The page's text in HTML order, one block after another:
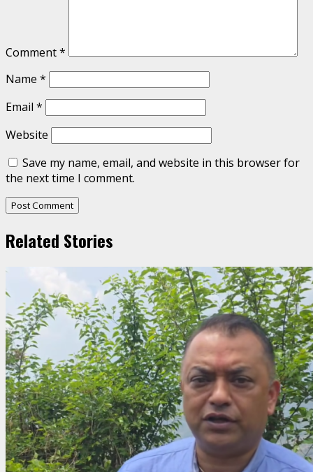
Comment*
Name *
Email *
Website
Save my name, email, and website in this browser for
the next time I comment.
Related Stories